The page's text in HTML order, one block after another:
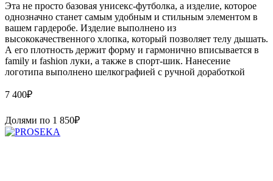
Эта не просто базовая унисекс-футболка, а изделие, которое
однозначно станет самым удобным и стильным элементом в
вашем гардеробе. Изделие выполнено из
высококачественного хлопка, который позволяет телу дышать.
А его плотность держит форму и гармонично вписывается в
family и fashion луки, а также в спорт-шик. Нанесение
логотипа выполнено шелкографией с ручной доработкой
7 400₽
Долями по 1 850₽